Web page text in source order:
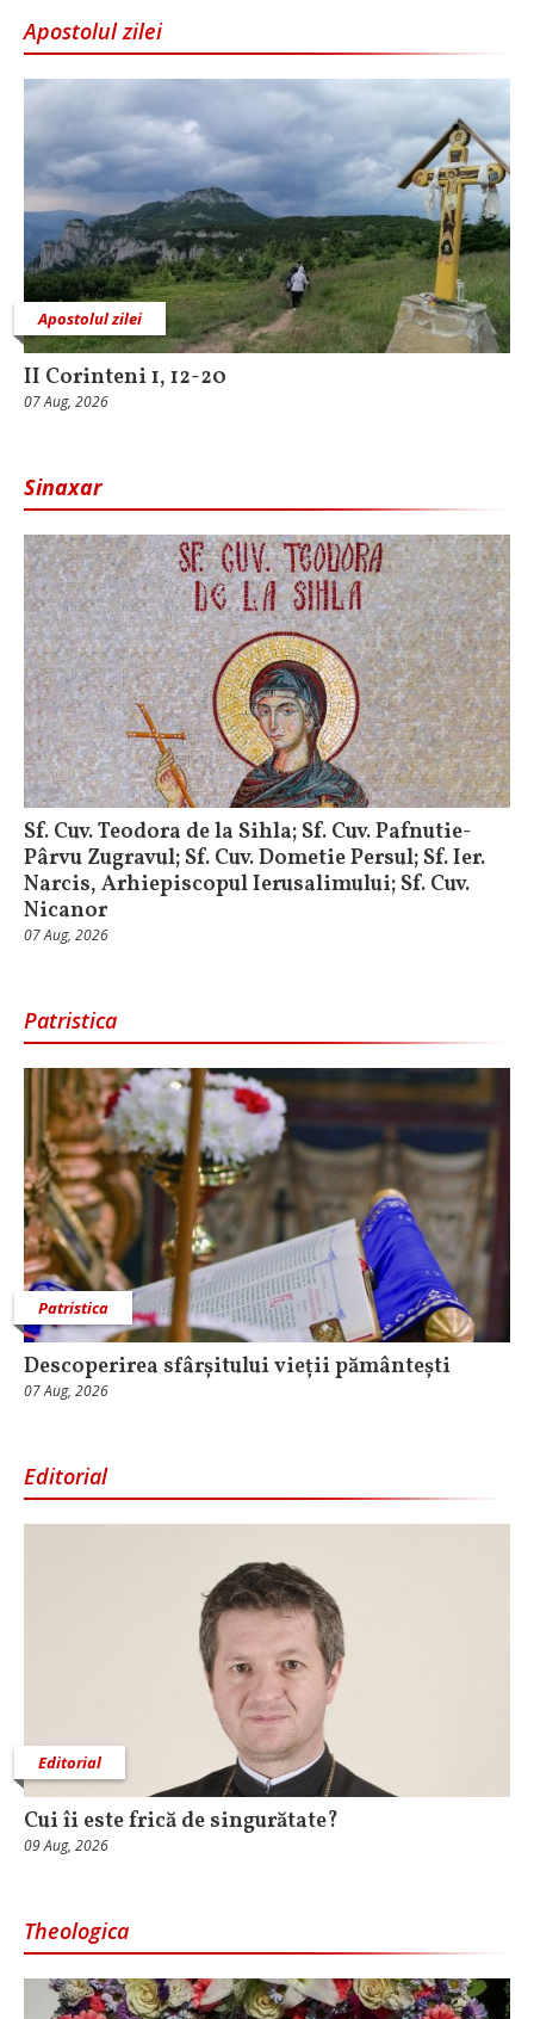
Apostolul zilei
Apostolul zilei
II Corinteni 1, 12-20
07 Aug, 2026
Sinaxar
Sf. Cuv. Teodora de la Sihla; Sf. Cuv. Pafnutie-
Pârvu Zugravul; Sf. Cuv. Dometie Persul; Sf. Ier.
Narcis, Arhiepiscopul Ierusalimului; Sf. Cuv.
Nicanor
07 Aug, 2026
Patristica
Patristica
Descoperirea sfârșitului vieții pământești
07 Aug, 2026
Editorial
Editorial
Cui îi este frică de singurătate?
09 Aug, 2026
Theologica